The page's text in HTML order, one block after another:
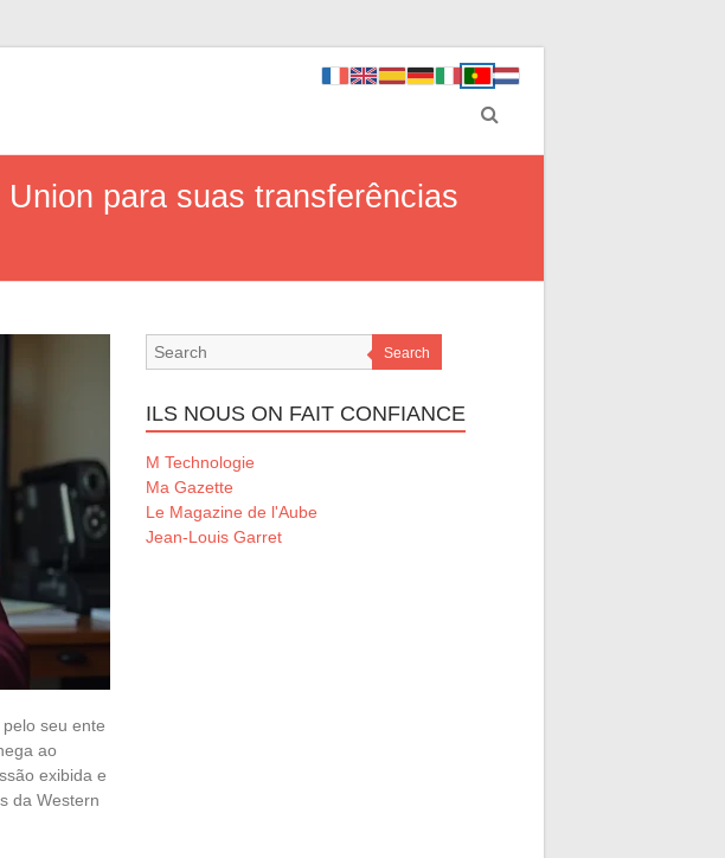
para suas transferências
seu ente
ao
exibida e
da Western
Search
ILS NOUS ON FAIT CONFIANCE
M Technologie
Ma Gazette
Le Magazine de l'Aube
Jean-Louis Garret